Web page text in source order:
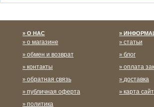
О НАС
о магазине
обмен и возврат
контакты
обратная связь
публичная оферта
политика
статьи
блог
оплата
доставка
карта